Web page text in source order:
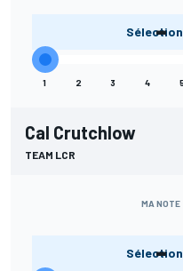
-
1 2 3 4
Cal Crutchlow
TEAM LCR
MA NOTE
-